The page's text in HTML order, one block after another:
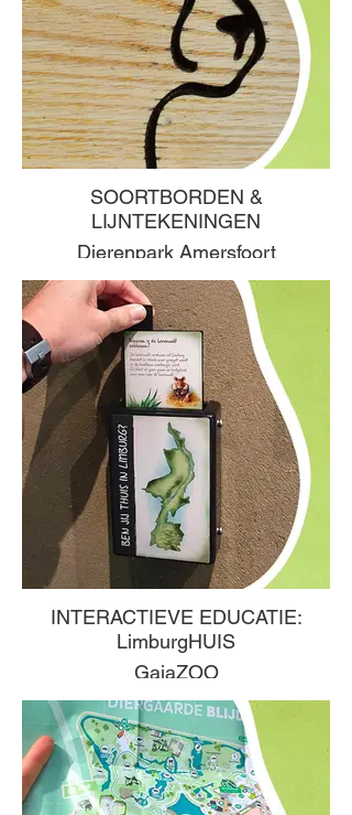
SOORTBORDEN &
LIJNTEKENINGEN
Dierenpark Amersfoort
INTERACTIEVE EDUCATIE:
LimburgHUIS
GaiaZOO